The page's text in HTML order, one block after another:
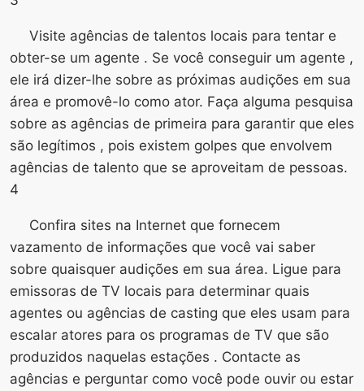
Visite agências de talentos locais para tentar e
obter-se um agente . Se você conseguir um agente ,
ele irá dizer-lhe sobre as próximas audições em sua
área e promovê-lo como ator. Faça alguma pesquisa
sobre as agências de primeira para garantir que eles
são legítimos , pois existem golpes que envolvem
agências de talento que se aproveitam de pessoas.
4
Confira sites na Internet que fornecem
vazamento de informações que você vai saber
sobre quaisquer audições em sua área. Ligue para
emissoras de TV locais para determinar quais
agentes ou agências de casting que eles usam para
escalar atores para os programas de TV que são
produzidos naquelas estações . Contacte as
agências e perguntar como você pode ouvir ou estar